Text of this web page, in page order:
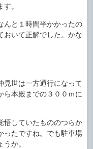
。
んと１時間半かかったの
おいて正解でした。かな
見世は一方通行になって
ら本殿までの３００ｍに
悟していたもののつらか
ったですね。でも駐車場
か。